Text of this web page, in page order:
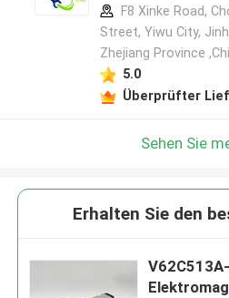
F8 Xinke Road,
Street, Yiwu City,
Zhejiang Province
5.0
Überprüfter
Sehen Sie
Erhalten Sie den